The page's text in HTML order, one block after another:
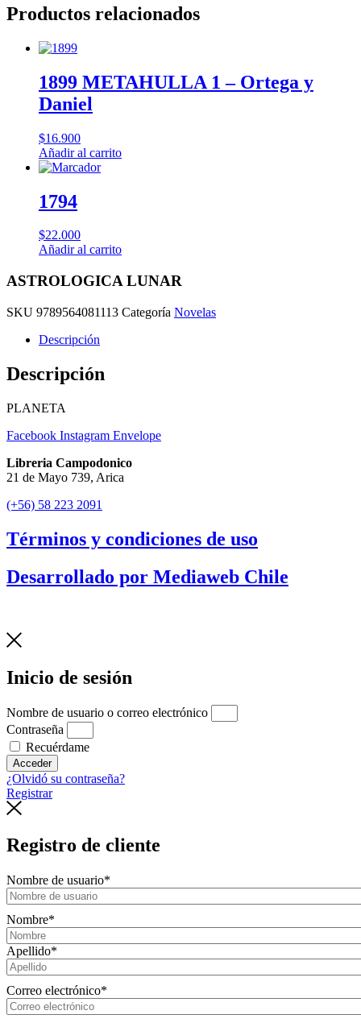
Productos relacionados
1899 METAHULLA 1 – Ortega y
Daniel
$16.900
Añadir al carrito
1794
$22.000
Añadir al carrito
ASTROLOGICA LUNAR
SKU 9789564081113 Categoría Novelas
Descripción
Descripción
PLANETA
Facebook Instagram Envelope
Libreria Campodonico
21 de Mayo 739, Arica
(+56) 58 223 2091
Términos y condiciones de uso
Desarrollado por Mediaweb Chile
Inicio de sesión
Nombre de usuario o correo electrónico
Contraseña
Recuérdame
Acceder
¿Olvidó su contraseña?
Registrar
Registro de cliente
Nombre de usuario*
Nombre*
Apellido*
Correo electrónico*